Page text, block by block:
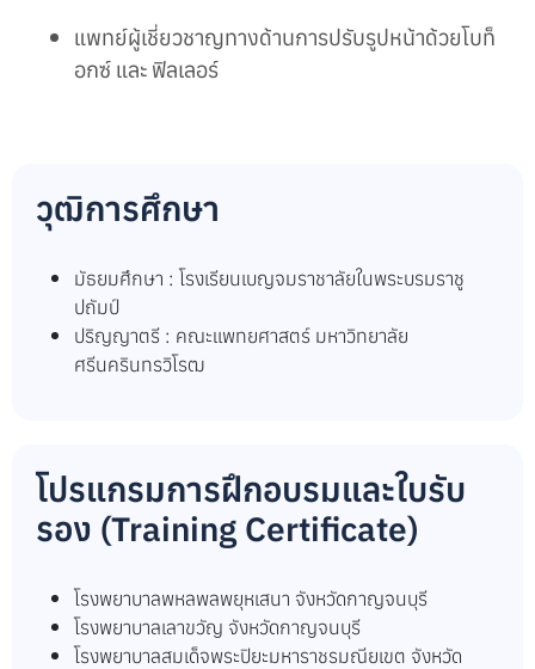
แพทย์ผู้เชี่ยวชาญทางด้านการปรับรูปหน้าด้วยโบท็
อกซ์ และ ฟิลเลอร์
วุฒิการศึกษา
มัธยมศึกษา : โรงเรียนเบญจมราชาลัยในพระบรมราชู
ปถัมป์
ปริญญาตรี : คณะแพทยศาสตร์ มหาวิทยาลัย
ศรีนครินทรวิโรฒ
โปรแกรมการฝึกอบรมและใบรับ
รอง (Training Certificate)
โรงพยาบาลพหลพลพยุหเสนา จังหวัดกาญจนบุรี
โรงพยาบาลเลาขวัญ จังหวัดกาญจนบุรี
โรงพยาบาลสมเด็จพระปิยะมหาราชรมณียเขต จังหวัด